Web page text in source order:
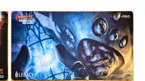
listino